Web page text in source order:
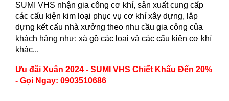
SUMI VHS nhận gia công cơ khí, sản xuất cung cấp
các cấu kiện kim loại phục vụ cơ khí xây dựng, lắp
dựng kết cấu nhà xưởng theo nhu cầu gia công của
khách hàng như: xà gồ các loại và các cấu kiện cơ khí
khác...
Ưu đãi Xuân 2024 - SUMI VHS Chiết Khấu Đến 20%
- Gọi Ngay: 0903510686